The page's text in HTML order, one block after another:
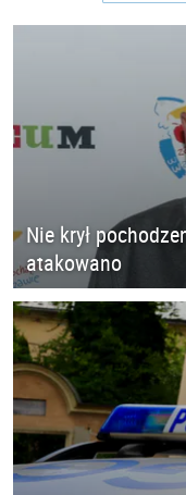
Nie krył
atakowano